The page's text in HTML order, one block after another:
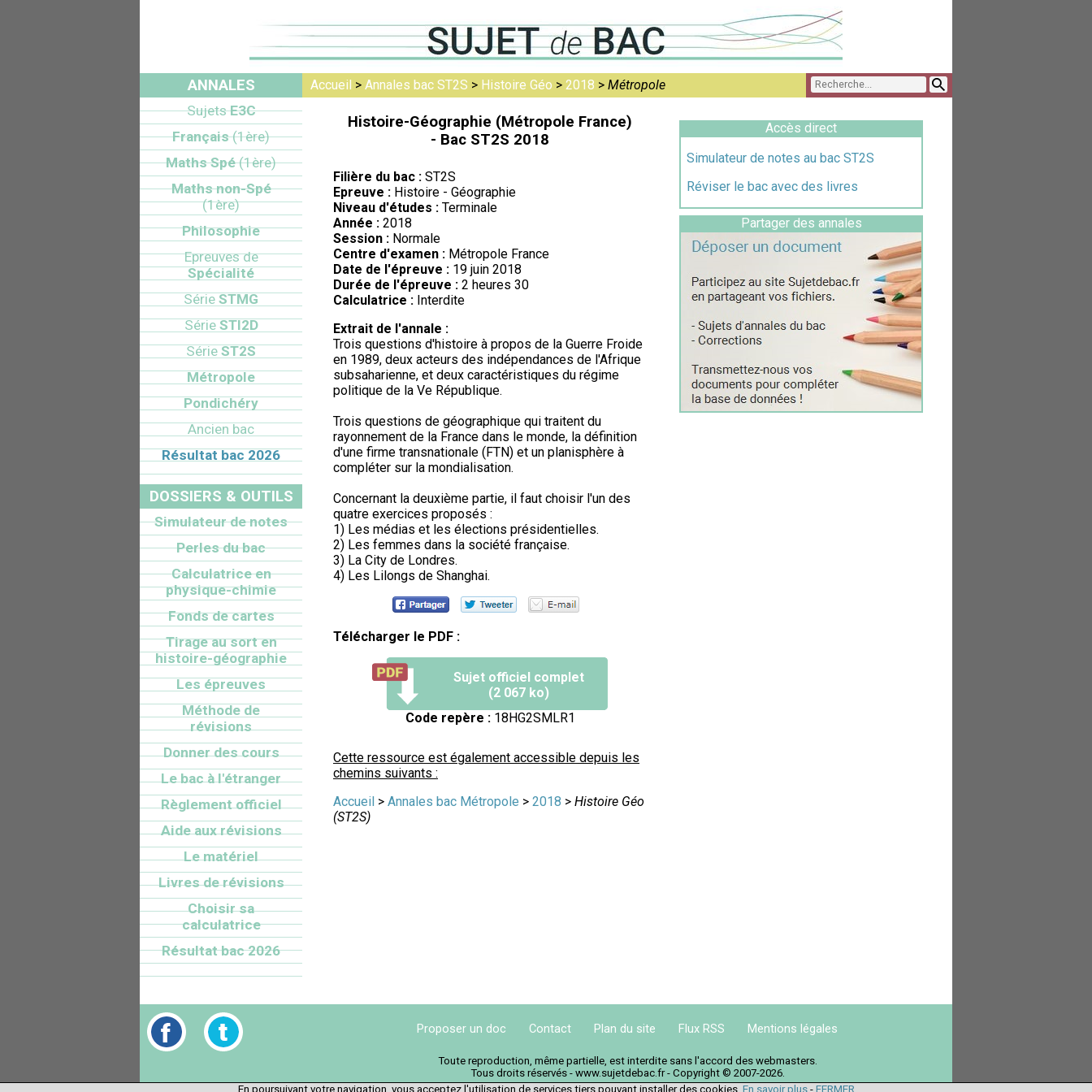
Accueil > Annales bac ST2S > Histoire Géo > 2018 > Métropole
Histoire-Géographie (Métropole France)
- Bac ST2S 2018
Filière du bac : ST2S
Epreuve : Histoire - Géographie
Niveau d'études : Terminale
Année : 2018
Session : Normale
Centre d'examen : Métropole France
Date de l'épreuve : 19 juin 2018
Durée de l'épreuve : 2 heures 30
Calculatrice : Interdite
Extrait de l'annale :
Trois questions d'histoire à propos de la Guerre Froide
en 1989, deux acteurs des indépendances de l'Afrique
subsaharienne, et deux caractéristiques du régime
politique de la Ve République.
Trois questions de géographique qui traitent du
rayonnement de la France dans le monde, la définition
d'une firme transnationale (FTN) et un planisphère à
compléter sur la mondialisation.
Concernant la deuxième partie, il faut choisir l'un des
quatre exercices proposés :
1) Les médias et les élections présidentielles.
2) Les femmes dans la société française.
3) La City de Londres.
4) Les Lilongs de Shanghai.
Télécharger le PDF :
Sujet officiel complet
(2 067 ko)
Code repère :18HG2SMLR1
Cette ressource est également accessible depuis les
chemins suivants :
Accueil > Annales bac Métropole > 2018 > Histoire Géo
(ST2S)
Accès direct
Simulateur de notes au bac ST2S
Réviser le bac avec des livres
Partager des annales
ANNALES
SujetsE3C
Français(1ère)
Maths Spé(1ère)
Maths non-Spé
(1ère)
Philosophie
Epreuves de
Spécialité
Série STMG
SérieSTI2D
Série ST2S
Métropole
Pondichéry
Ancien bac
Résultat bac 2026
DOSSIERS & OUTILS
Simulateur de notes
Perles du bac
Calculatrice en
physique-chimie
Fonds de cartes
Tirage au sort en
histoire-géographie
Les épreuves
Méthode de
révisions
Donner des cours
Le bac à l'étranger
Règlement officiel
Aide aux révisions
Le matériel
Livres de révisions
Choisir sa
calculatrice
Résultat bac 2026
Proposer un doc Contact Plan du site Flux RSS Mentions légales
Toute reproduction, même partielle, est interdite sans l'accord des webmasters.
Tous droits réservés - www.sujetdebac.fr - Copyright © 2007-2026.
En poursuivant votre navigation, vous acceptez l'utilisation de services tiers pouvant installer des cookies. En savoir plus- FERMER